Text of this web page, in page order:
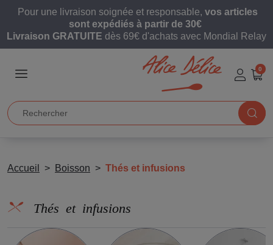
Pour une livraison soignée et responsable, vos articles
sont expédiés à partir de 30€
Livraison GRATUITE dès 69€ d'achats avec Mondial Relay
0
Accueil Boisson Thés et infusions
Thés et infusions